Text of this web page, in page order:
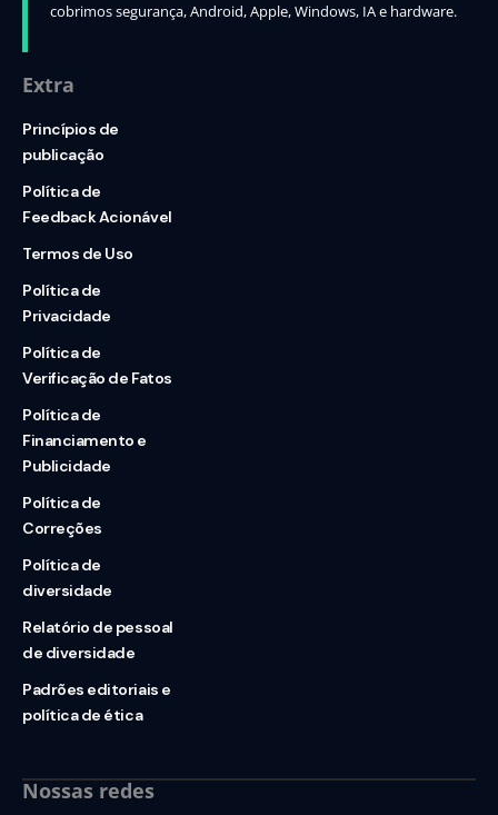
cobrimos segurança, Android, Apple, Windows, IA e hardware.
Extra
Princípios de
publicação
Política de
Feedback Acionável
Termos de Uso
Política de
Privacidade
Política de
Verificação de Fatos
Política de
Financiamento e
Publicidade
Política de
Correções
Política de
diversidade
Relatório de pessoal
de diversidade
Padrões editoriais e
política de ética
Nossas redes